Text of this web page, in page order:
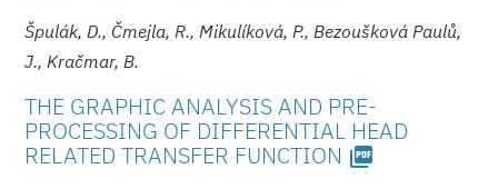
Špulák, D., Čmejla, R., Mikulíková, P., Bezoušková Paulů,
J., Kračmar, B.
THE GRAPHIC ANALYSIS AND PRE-
PROCESSING OF DIFFERENTIAL HEAD
RELATED TRANSFER FUNCTION picture_as_pdf